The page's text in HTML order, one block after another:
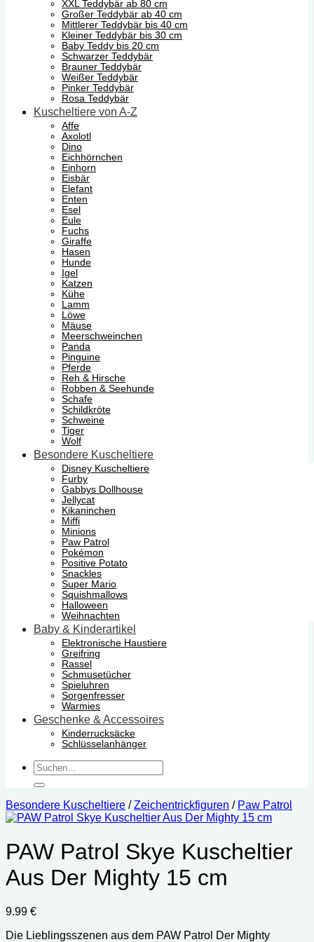
XXL Teddybär ab 80 cm
Großer Teddybär ab 40 cm
Mittlerer Teddybär bis 40 cm
Kleiner Teddybär bis 30 cm
Baby Teddy bis 20 cm
Schwarzer Teddybär
Brauner Teddybär
Weißer Teddybär
Pinker Teddybär
Rosa Teddybär
Kuscheltiere von A-Z
Affe
Axolotl
Dino
Eichhörnchen
Einhorn
Eisbär
Elefant
Enten
Esel
Eule
Fuchs
Giraffe
Hasen
Hunde
Igel
Katzen
Kühe
Lamm
Löwe
Mäuse
Meerschweinchen
Panda
Pinguine
Pferde
Reh & Hirsche
Robben & Seehunde
Schafe
Schildkröte
Schweine
Tiger
Wolf
Besondere Kuscheltiere
Disney Kuscheltiere
Furby
Gabbys Dollhouse
Jellycat
Kikaninchen
Miffi
Minions
Paw Patrol
Pokémon
Positive Potato
Snackles
Super Mario
Squishmallows
Halloween
Weihnachten
Baby & Kinderartikel
Elektronische Haustiere
Greifring
Rassel
Schmusetücher
Spieluhren
Sorgenfresser
Warmies
Geschenke & Accessoires
Kinderrucksäcke
Schlüsselanhänger
Suchen
nach:
Besondere Kuscheltiere / Zeichentrickfiguren / Paw Patrol
PAW Patrol Skye Kuscheltier
Aus Der Mighty 15 cm
9.99 €
Die Lieblingsszenen aus dem PAW Patrol Der Mighty